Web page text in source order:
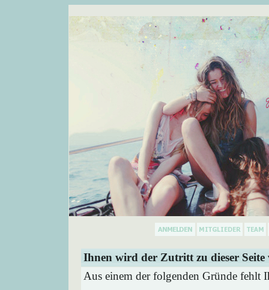
Ihnen wird der Zutritt zu dieser Seite
Aus einem der folgenden Gründe fehlt